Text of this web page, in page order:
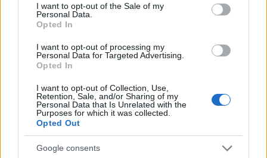
I want to opt-out of the Sale of my
Personal Data.
Opted In
I want to opt-out of processing my
Personal Data for Targeted Advertising.
Opted In
I want to opt-out of Collection, Use,
Retention, Sale, and/or Sharing of my
Personal Data that Is Unrelated with the
Purposes for which it was collected.
Opted Out
Google consents
le caselle in ballo definite. Ma non perché ci sono
criticità particolari”.
Madama e Montecitorio sono importanti. Alla
Camera forse meno, visto che la maggioranza
gode di numeri schiaccianti. Ma al Senato no (12-
13 voti in più della maggioranza assoluta) e